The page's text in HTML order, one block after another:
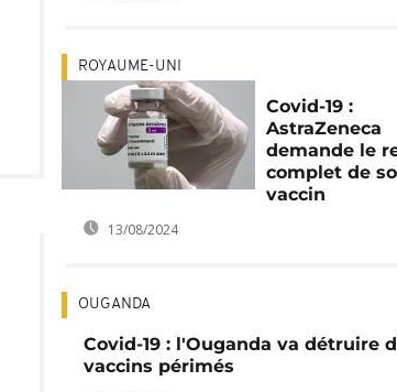
ROYAUME-UNI
Covid-19 :
AstraZeneca
demande le
complet de
vaccin
13/08/2024
OUGANDA
Covid-19 : l'Ouganda va détruire
vaccins périmés